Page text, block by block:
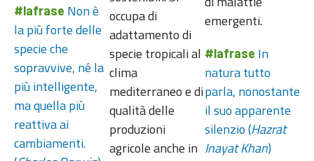
#lafrase Non è
la più forte delle
specie che
sopravvive, né la
più intelligente,
ma quella più
reattiva ai
cambiamenti.
occupa di
adattamento di
specie tropicali al
clima
mediterraneo e di
qualità delle
produzioni
agricole anche in
emergenti.
#lafrase In
natura tutto
parla, nonostante
il suo apparente
silenzio (Hazrat
Inayat Khan)